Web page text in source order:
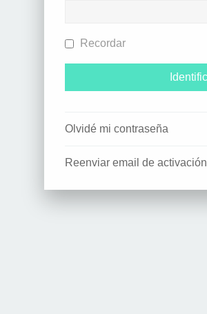
Recordar
Olvidé mi contraseña
Reenviar email de activación